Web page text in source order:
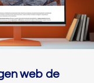
web de